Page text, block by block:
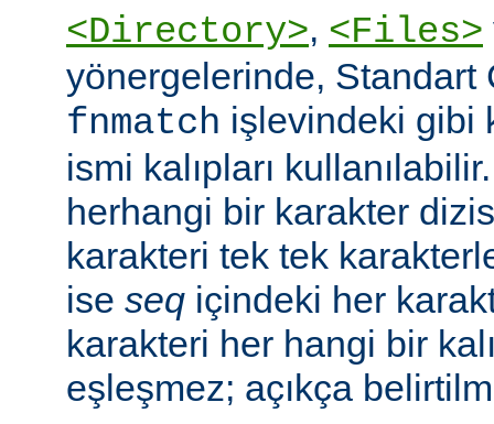
<Directory>, <Files>
yönergelerinde, Standart
fnmatch işlevindeki gibi
ismi kalıpları
herhangi bir karakter
karakteri tek tek
ise seq içindeki her
karakteri her hangi bir
eşleşmez; açıkça